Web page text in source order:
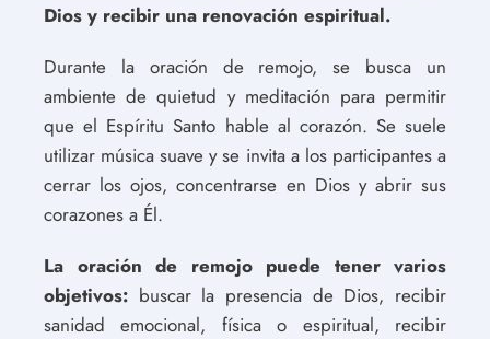
Dios y recibir una renovación espiritual.
Durante la oración de remojo, se busca un
ambiente de quietud y meditación para permitir
que el Espíritu Santo hable al corazón. Se suele
utilizar música suave y se invita a los participantes a
cerrar los ojos, concentrarse en Dios y abrir sus
corazones a Él.
La oración de remojo puede tener varios
objetivos: buscar la presencia de Dios, recibir
sanidad emocional, física o espiritual, recibir